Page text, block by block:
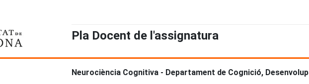
Pla Docent de l'assignatura
Neurociència Cognitiva - Departament de Cognició,